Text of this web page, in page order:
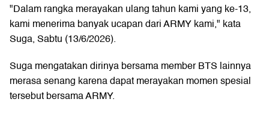
"Dalam rangka merayakan ulang tahun kami yang ke-13,
kami menerima banyak ucapan dari ARMY kami," kata
Suga, Sabtu (13/6/2026).
Suga mengatakan dirinya bersama member BTS lainnya
merasa senang karena dapat merayakan momen spesial
tersebut bersama ARMY.